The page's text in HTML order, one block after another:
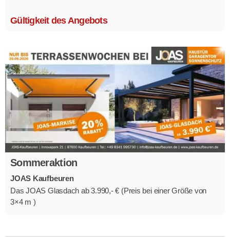
Gültigkeit des Angebots
Sommeraktion
JOAS Kaufbeuren
Das JOAS Glasdach ab 3.990,- € (Preis bei einer Größe von
3×4 m )